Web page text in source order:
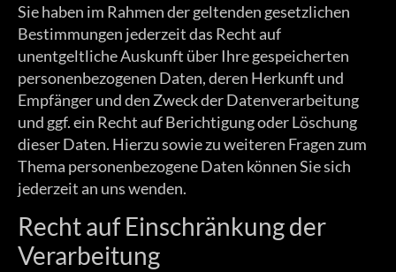
Sie haben im Rahmen der geltenden gesetzlichen
Bestimmungen jederzeit das Recht auf
unentgeltliche Auskunft über Ihre gespeicherten
personenbezogenen Daten, deren Herkunft und
Empfänger und den Zweck der Datenverarbeitung
und ggf. ein Recht auf Berichtigung oder Löschung
dieser Daten. Hierzu sowie zu weiteren Fragen zum
Thema personenbezogene Daten können Sie sich
jederzeit an uns wenden.
Recht auf Einschränkung der
Verarbeitung